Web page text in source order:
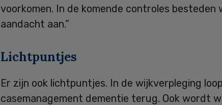
voorkomen. In de komende controles besteden
aandacht aan.”
Lichtpuntjes
Er zijn ook lichtpuntjes. In de wijkverpleging
casemanagement dementie terug. Ook wordt